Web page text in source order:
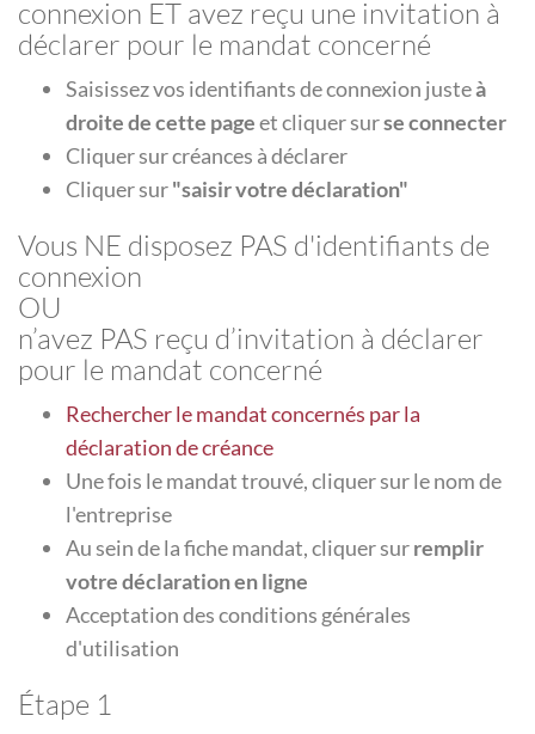
connexion ET avez reçu une invitation à
déclarer pour le mandat concerné
Saisissez vos identifiants de connexion justeà
droite de cette pageet cliquer surse connecter
Cliquer sur créances à déclarer
Cliquer sur"saisir votre déclaration"
Vous NE disposez PAS d'identifiants de
connexion
OU
n’avez PAS reçu d’invitation à déclarer
pour le mandat concerné
Rechercher le mandat concernés par la
déclaration de créance
Une fois le mandat trouvé, cliquer sur le nom de
l'entreprise
Au sein de la fiche mandat, cliquer surremplir
votre déclaration en ligne
Acceptation des conditions générales
d'utilisation
Étape 1